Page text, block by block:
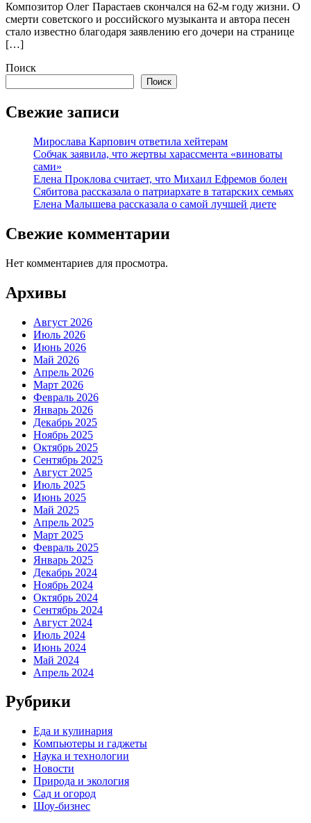
Композитор Олег Парастаев скончался на 62-м году жизни. О
смерти советского и российского музыканта и автора песен
стало известно благодаря заявлению его дочери на странице
[…]
Поиск
Поиск
Свежие записи
Мирослава Карпович ответила хейтерам
Собчак заявила, что жертвы харассмента «виноваты
сами»
Елена Проклова считает, что Михаил Ефремов болен
Сябитова рассказала о патриархате в татарских семьях
Елена Малышева рассказала о самой лучшей диете
Свежие комментарии
Нет комментариев для просмотра.
Архивы
Август 2026
Июль 2026
Июнь 2026
Май 2026
Апрель 2026
Март 2026
Февраль 2026
Январь 2026
Декабрь 2025
Ноябрь 2025
Октябрь 2025
Сентябрь 2025
Август 2025
Июль 2025
Июнь 2025
Май 2025
Апрель 2025
Март 2025
Февраль 2025
Январь 2025
Декабрь 2024
Ноябрь 2024
Октябрь 2024
Сентябрь 2024
Август 2024
Июль 2024
Июнь 2024
Май 2024
Апрель 2024
Рубрики
Еда и кулинария
Компьютеры и гаджеты
Наука и технологии
Новости
Природа и экология
Сад и огород
Шоу-бизнес